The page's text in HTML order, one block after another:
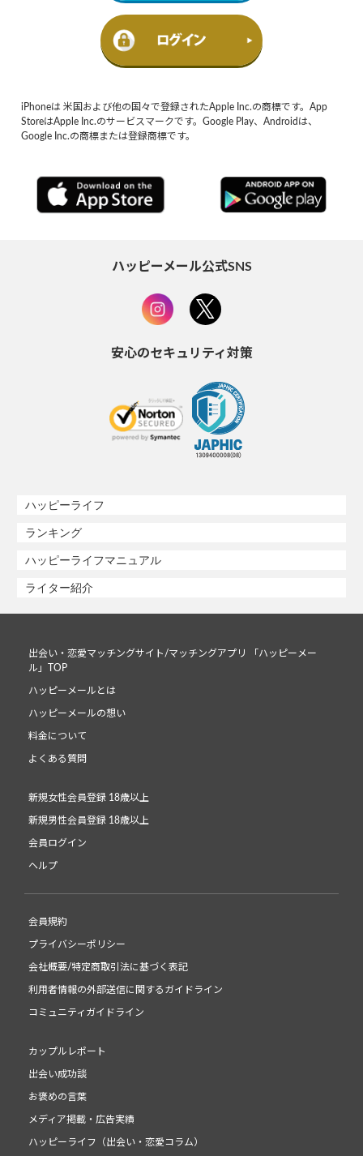
iPhoneは 米国および他の国々で登録されたApple Inc.の商標です。App
StoreはApple Inc.のサービスマークです。Google Play、Androidは、
Google Inc.の商標または登録商標です。
ハッピーメール公式SNS
安心のセキュリティ対策
ハッピーライフ
ランキング
ハッピーライフマニュアル
ライター紹介
出会い・恋愛マッチングサイト/マッチングアプリ 「ハッピーメー
ル」TOP
ハッピーメールとは
ハッピーメールの想い
料金について
よくある質問
新規女性会員登録 18歳以上
新規男性会員登録 18歳以上
会員ログイン
ヘルプ
会員規約
プライバシーポリシー
会社概要/特定商取引法に基づく表記
利用者情報の外部送信に関するガイドライン
コミュニティガイドライン
カップルレポート
出会い成功談
お褒めの言葉
メディア掲載・広告実績
ハッピーライフ（出会い・恋愛コラム）